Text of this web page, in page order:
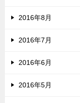
2016年8月
2016年7月
2016年6月
2016年5月